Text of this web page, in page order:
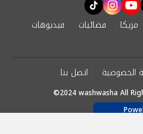
youtube
instagram
tiktok
مزيكا فضائيات
فيديوهات
الخصوصية اتصل بنا
©2024 washwasha All